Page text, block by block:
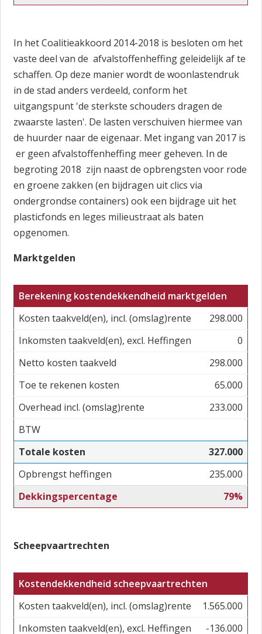
In het Coalitieakkoord 2014-2018 is besloten om het
vaste deel van de afvalstoffenheffing geleidelijk af te
schaffen. Op deze manier wordt de woonlastendruk
in de stad anders verdeeld, conform het
uitgangspunt 'de sterkste schouders dragen de
zwaarste lasten'. De lasten verschuiven hiermee van
de huurder naar de eigenaar. Met ingang van 2017 is
er geen afvalstoffenheffing meer geheven. In de
begroting 2018 zijn naast de opbrengsten voor rode
en groene zakken (en bijdragen uit clics via
ondergrondse containers) ook een bijdrage uit het
plasticfonds en leges milieustraat als baten
opgenomen.
Marktgelden
Berekening kostendekkendheid marktgelden
Kosten taakveld(en), incl. (omslag)rente
298.000
Inkomsten taakveld(en), excl. Heffingen
0
Netto kosten taakveld
298.000
Toe te rekenen kosten
65.000
Overhead incl. (omslag)rente
233.000
BTW
Totale kosten
327.000
Opbrengst heffingen
235.000
Dekkingspercentage
79%
Scheepvaartrechten
Kostendekkendheid scheepvaartrechten
Kosten taakveld(en), incl. (omslag)rente
1.565.000
Inkomsten taakveld(en), excl. Heffingen
-136.000